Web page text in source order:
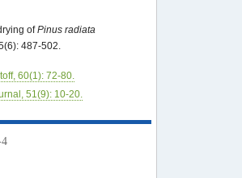
ofPinus radiata
487-502.
60(1): 72-80.
51(9): 10-20.